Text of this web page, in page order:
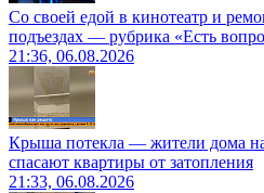
Со своей едой в кинотеатр и
подъездах — рубрика «Есть
21:36, 06.08.2026
Крыша потекла — жители дома
спасают квартиры от затопления
21:33, 06.08.2026